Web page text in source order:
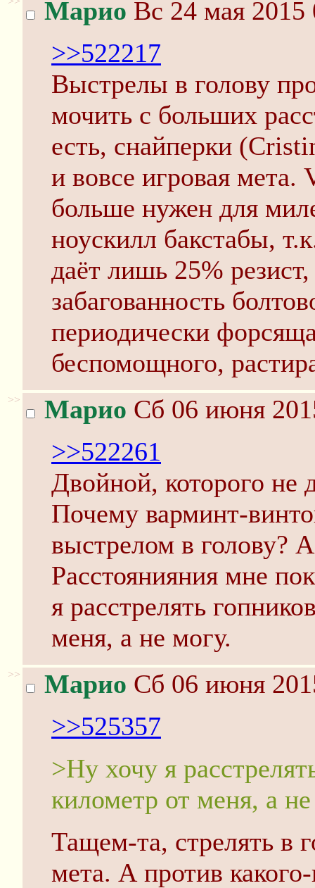
Марио Вс 24 мая 2015
>>522217
Выстрелы в голову
мочить с больших
есть, снайперки
и вовсе игровая
больше нужен для
ноускилл бакстабы,
даёт лишь 25%
забагованность
периодически
беспомощного,
>> Марио Сб 06 июня
>>522261
Двойной, которого не
Почему варминт-
выстрелом в голову?
Расстоянияния мне
я расстрелять
меня, а не могу.
>> Марио Сб 06 июня
>>525357
>Ну хочу я
километр от меня, а
Тащем-та, стрелять в
мета. А против